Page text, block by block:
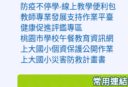
防疫不停學-線上教學便利包
教師專業發展支持作業平臺
健康促進評鑑專區
桃園市學校午餐教育資訊網
上大國小個資保護公開作業
上大國小災害防救計畫書
常用連結